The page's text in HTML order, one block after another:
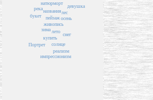
пейзаж
названия
живопись
лето
натюрморт
купить
солнце
лес
зима
осень
букет
река
снег
реализм
импрессионизм
Портрет
девушка